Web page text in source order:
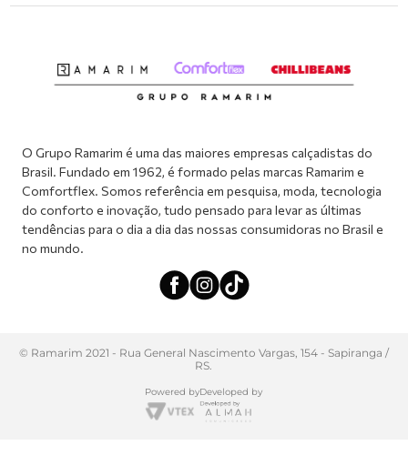
Meus pedidos
Atendimento via WhatsApp: (51) 2160-0740
O Grupo Ramarim é uma das maiores empresas calçadistas do
Brasil. Fundado em 1962, é formado pelas marcas Ramarim e
Comfortflex. Somos referência em pesquisa, moda, tecnologia
do conforto e inovação, tudo pensado para levar as últimas
tendências para o dia a dia das nossas consumidoras no Brasil e
no mundo.
© Ramarim 2021 - Rua General Nascimento Vargas, 154 - Sapiranga /
RS.
Powered byDeveloped by